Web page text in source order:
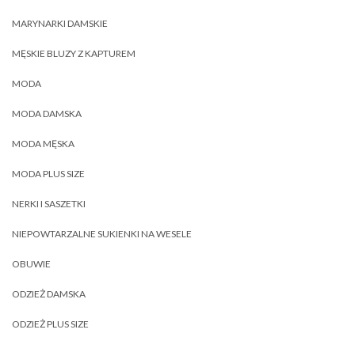
MARYNARKI DAMSKIE
MĘSKIE BLUZY Z KAPTUREM
MODA
MODA DAMSKA
MODA MĘSKA
MODA PLUS SIZE
NERKI I SASZETKI
NIEPOWTARZALNE SUKIENKI NA WESELE
OBUWIE
ODZIEŻ DAMSKA
ODZIEŻ PLUS SIZE